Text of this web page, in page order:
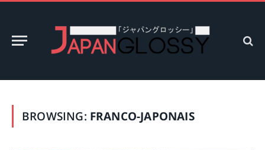
BROWSING: FRANCO-JAPONAIS